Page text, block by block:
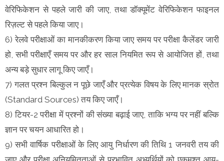
वेरिफिकेशन से पहले जारी की जाए, तथा डॉक्यूमेंट वेरिफिकेशन फाइनल
रिज़ल्ट से पहले किया जाए।
6) रेलवे परीक्षाओं का मानकीकरण किया जाए समय पर परीक्षा कैलेंडर जारी
हो, सभी परीक्षाएँ समय पर और हर साल नियमित रूप से आयोजित हों, तथा
अन्य बड़े सुधार लागू किए जाएँ।
7) गलत प्रश्न बिल्कुल न पूछे जाएँ और प्रत्येक विषय के लिए मानक स्रोत
(Standard Sources) तय किए जाएँ।
8) टियर-2 परीक्षा में प्रश्नों की संख्या बढ़ाई जाए, ताकि भग्य पर नहीं बल्कि
ज्ञान पर चयन आधारित हो।
9) सभी वार्षिक परीक्षाओं के लिए आयु निर्धारण की तिथि 1 जनवरी तय की